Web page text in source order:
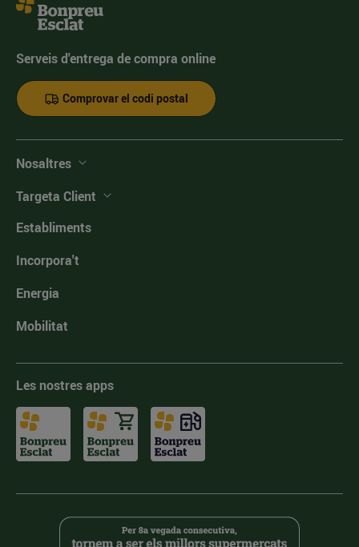
Serveis d'entrega de compra online
Comprovar el codi postal
Nosaltres
Targeta Client
Establiments
Incorpora't
Energia
Mobilitat
Les nostres apps